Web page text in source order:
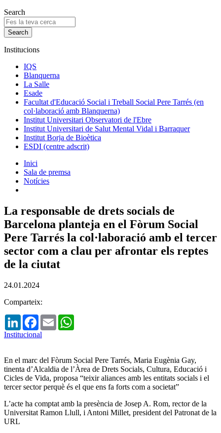
Search
Institucions
IQS
Blanquerna
La Salle
Esade
Facultat d'Educació Social i Treball Social Pere Tarrés (en
col·laboració amb Blanquerna)
Institut Universitari Observatori de l'Ebre
Institut Universitari de Salut Mental Vidal i Barraquer
Institut Borja de Bioètica
ESDI (centre adscrit)
Inici
Sala de premsa
Notícies
La responsable de drets socials de
Barcelona planteja en el Fòrum Social
Pere Tarrés la col·laboració amb el tercer
sector com a clau per afrontar els reptes
de la ciutat
24.01.2024
Comparteix:
LinkedInFacebook
Email
Institucional
En el marc del Fòrum Social Pere Tarrés, Maria Eugènia Gay,
tinenta d’Alcaldia de l’Àrea de Drets Socials, Cultura, Educació i
Cicles de Vida, proposa “teixir aliances amb les entitats socials i el
tercer sector perquè és el que ens fa forts com a societat”
L’acte ha comptat amb la presència de Josep A. Rom, rector de la
Universitat Ramon Llull, i Antoni Millet, president del Patronat de la
URL